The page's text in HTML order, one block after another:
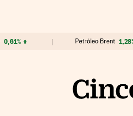
0,61% Petróleo Brent